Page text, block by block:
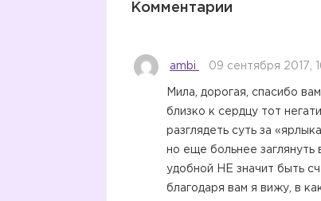
Комментарии
ambi 09 сентября 2017,
Мила, дорогая, спасибо
близко к сердцу тот
разглядеть суть за
но еще больнее заглянуть
удобной НЕ значит быть
благодаря вам я вижу, в